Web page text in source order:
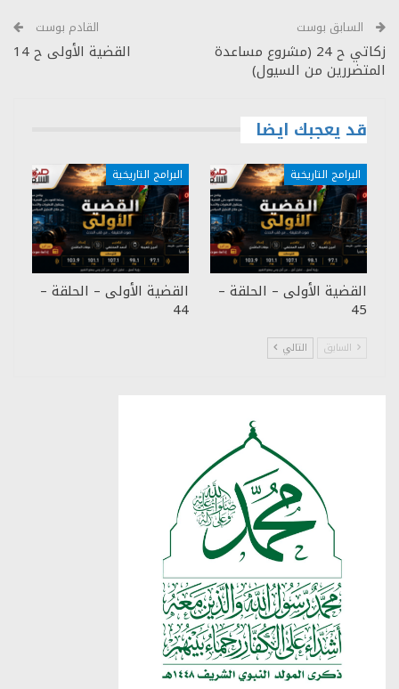
السابق بوست
زكاتي ح 24 (مشروع مساعدة
المتضررين من السيول)
القادم بوست
القضية الأولى ح 14
قد يعجبك ايضا
البرامج التاريخية
القضية الأولى – الحلقة –
45
البرامج التاريخية
القضية الأولى – الحلقة –
44
السابق التالي